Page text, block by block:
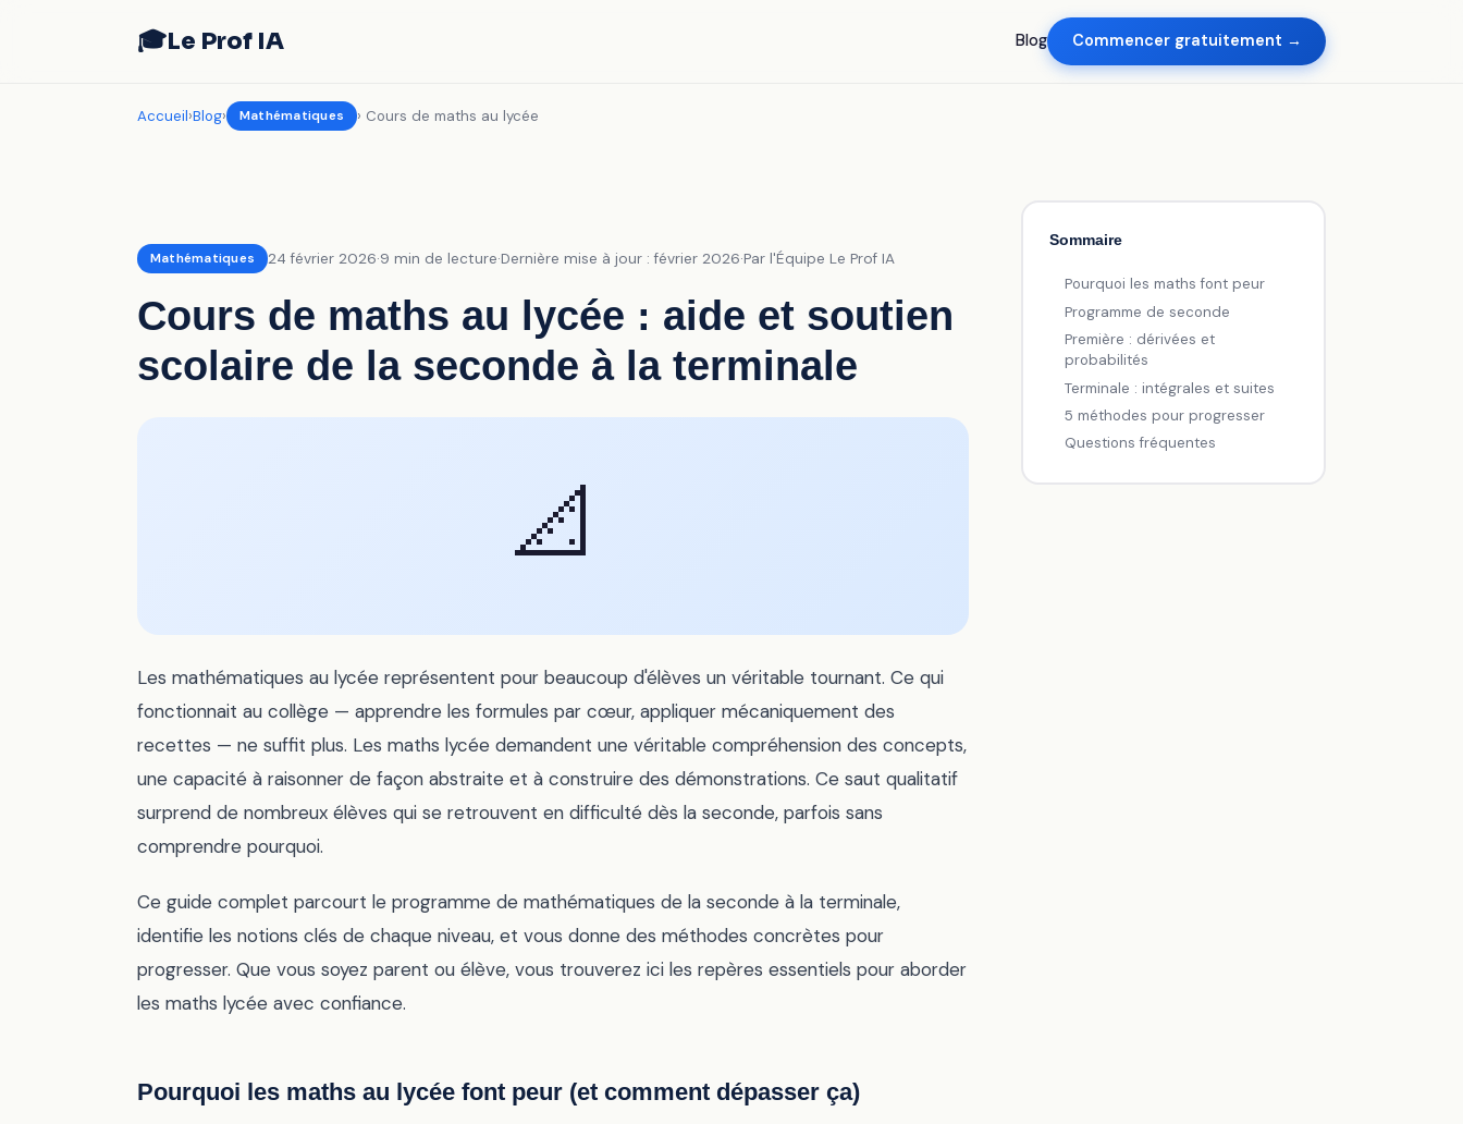
🎓Le Prof IA Blog Commencer gratuitement →
Accueil›Blog› Mathématiques › Cours de maths au lycée
Mathématiques 24 février 2026·9 min de lecture·Dernière mise à jour : février 2026·Par l'Équipe Le Prof IA
Cours de maths au lycée : aide et soutien
scolaire de la seconde à la terminale
📐
Les mathématiques au lycée représentent pour beaucoup d'élèves un véritable tournant. Ce qui
fonctionnait au collège — apprendre les formules par cœur, appliquer mécaniquement des
recettes — ne suffit plus. Les maths lycée demandent une véritable compréhension des concepts,
une capacité à raisonner de façon abstraite et à construire des démonstrations. Ce saut qualitatif
surprend de nombreux élèves qui se retrouvent en difficulté dès la seconde, parfois sans
comprendre pourquoi.
Ce guide complet parcourt le programme de mathématiques de la seconde à la terminale,
identifie les notions clés de chaque niveau, et vous donne des méthodes concrètes pour
progresser. Que vous soyez parent ou élève, vous trouverez ici les repères essentiels pour aborder
les maths lycée avec confiance.
Pourquoi les maths au lycée font peur (et comment dépasser ça)
Sommaire
Pourquoi les maths font peur
Programme de seconde
Première : dérivées et
probabilités
Terminale : intégrales et suites
5 méthodes pour progresser
Questions fréquentes